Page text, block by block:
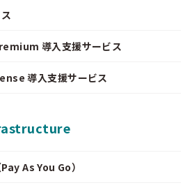
導入支援サービス
導入支援サービス
As You Go）